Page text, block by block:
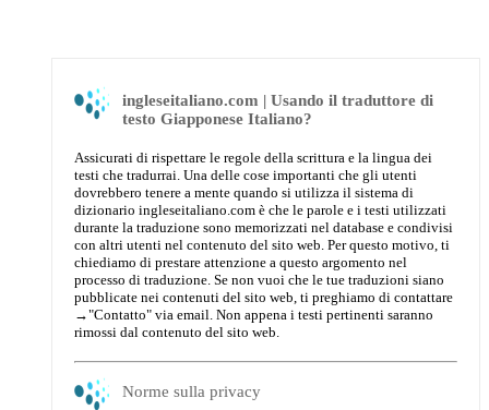
ingleseitaliano.com | Usando il traduttore di
testo Giapponese Italiano?
Assicurati di rispettare le regole della scrittura e la lingua dei
testi che tradurrai. Una delle cose importanti che gli utenti
dovrebbero tenere a mente quando si utilizza il sistema di
dizionario ingleseitaliano.com è che le parole e i testi utilizzati
durante la traduzione sono memorizzati nel database e condivisi
con altri utenti nel contenuto del sito web. Per questo motivo, ti
chiediamo di prestare attenzione a questo argomento nel
processo di traduzione. Se non vuoi che le tue traduzioni siano
pubblicate nei contenuti del sito web, ti preghiamo di contattare
→"Contatto" via email. Non appena i testi pertinenti saranno
rimossi dal contenuto del sito web.
Norme sulla privacy